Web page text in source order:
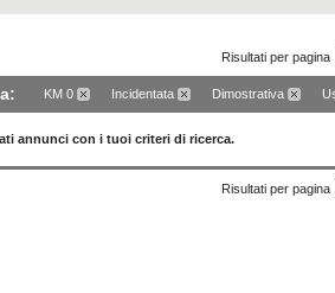
Risultati per pagina
KM 0 Incidentata Dimostrativa
annunci con i tuoi criteri di ricerca.
Risultati per pagina